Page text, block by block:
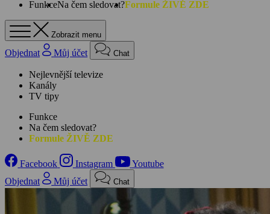
FunkceNa čem sledovat?Formule ŽIVĚ ZDE
Zobrazit menu
Objednat Můj účet Chat
Nejlevnější televize
Kanály
TV tipy
Funkce
Na čem sledovat?
Formule ŽIVĚ ZDE
Facebook Instagram
Youtube
Objednat
Můj účet Chat